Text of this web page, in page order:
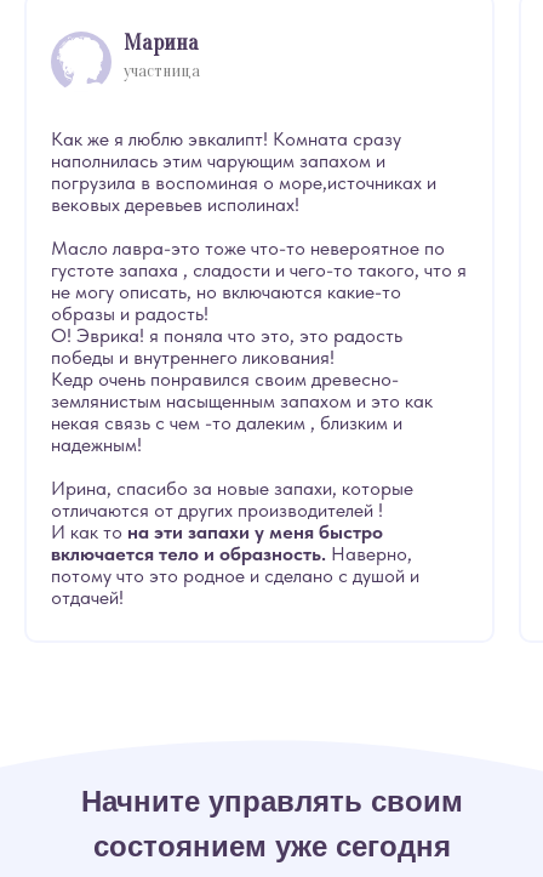
Марина
участница
Как же я люблю эвкалипт! Комната сразу
наполнилась этим чарующим запахом и
погрузила в воспоминая о море,источниках и
вековых деревьев исполинах!
Масло лавра-это тоже что-то невероятное по
густоте запаха , сладости и чего-то такого, что я
не могу описать, но включаются какие-то
образы и радость!
О! Эврика! я поняла что это, это радость
победы и внутреннего ликования!
Кедр очень понравился своим древесно-
землянистым насыщенным запахом и это как
некая связь с чем -то далеким , близким и
надежным!
Ирина, спасибо за новые запахи, которые
отличаются от других производителей !
И как то на эти запахи у меня быстро
включается тело и образность. Наверно,
потому что это родное и сделано с душой и
отдачей!
Начните управлять своим
состоянием уже сегодня